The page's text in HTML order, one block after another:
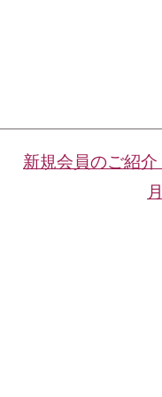
新規会員のご紹介